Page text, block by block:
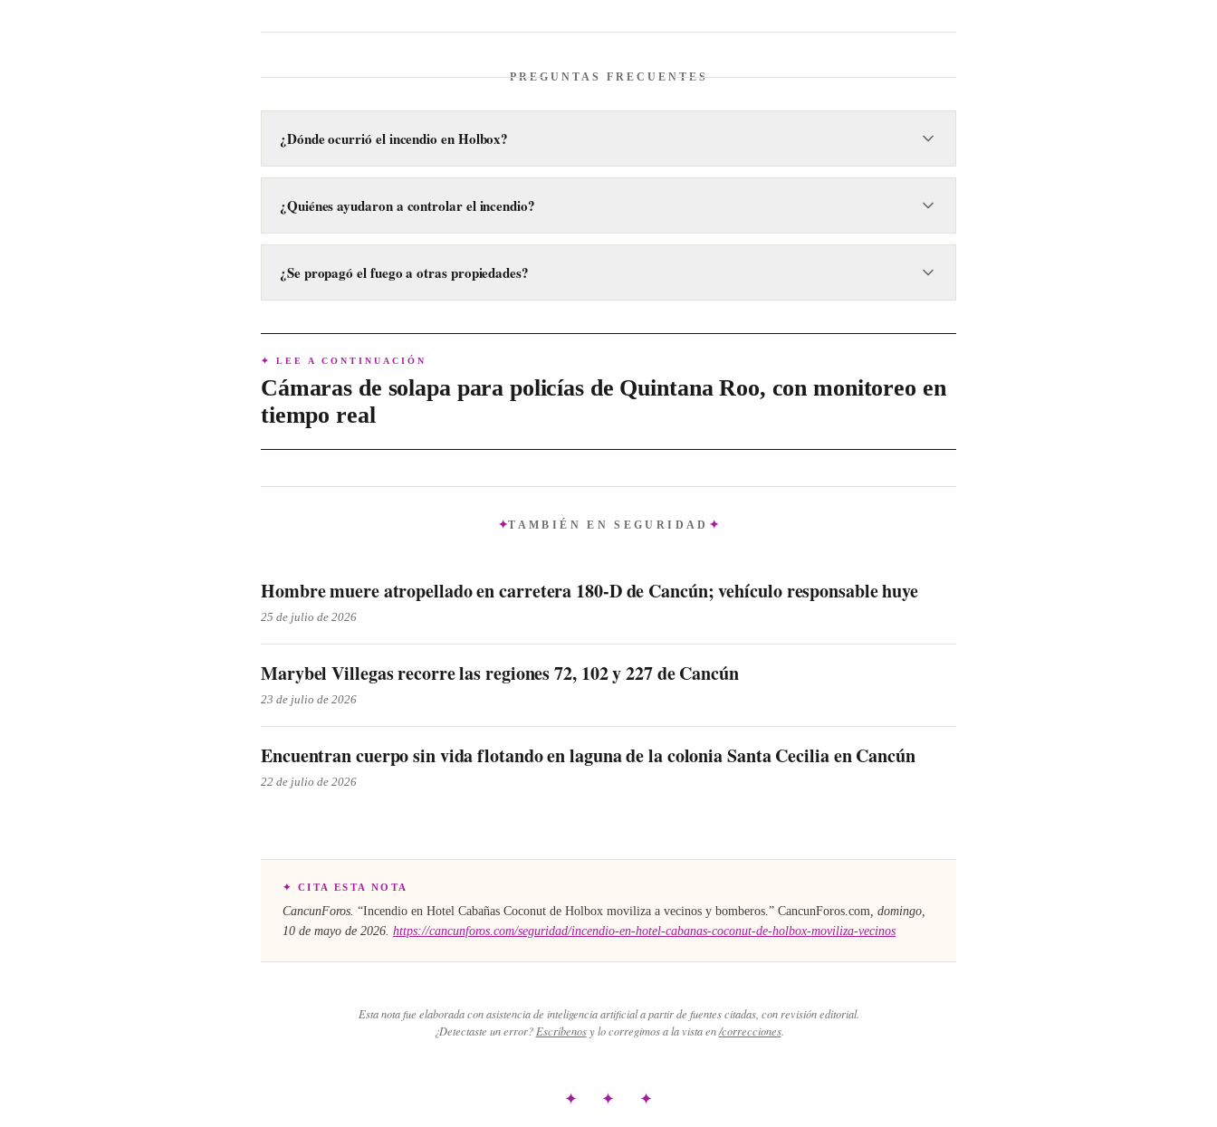
PREGUNTAS FRECUENTES
¿Dónde ocurrió el incendio en Holbox?
El incendio se registró en el Hotel Cabañas Coconut, ubicado sobre la Avenida Tiburón Ballena y Hernán Cortés, en
Holbox.
¿Quiénes ayudaron a controlar el incendio?
El incendio fue controlado gracias a la intervención oportuna de los vecinos de la zona y del Heroico Cuerpo de
Bomberos.
¿Se propagó el fuego a otras propiedades?
✦ LEE A CONTINUACIÓN
Cámaras de solapa para policías de Quintana Roo, con monitoreo en
tiempo real
TAMBIÉN ENSEGURIDAD
Hombre muere atropellado en carretera 180-D de Cancún; vehículo responsable huye
25 de julio de 2026
Marybel Villegas recorre las regiones 72, 102 y 227 de Cancún
23 de julio de 2026
Encuentran cuerpo sin vida flotando en laguna de la colonia Santa Cecilia en Cancún
22 de julio de 2026
✦ CITA ESTA NOTA
CancunForos. “Incendio en Hotel Cabañas Coconut de Holbox moviliza a vecinos y bomberos.” CancunForos.com, domingo,
10 de mayo de 2026. https://cancunforos.com/seguridad/incendio-en-hotel-cabanas-coconut-de-holbox-moviliza-vecinos
Esta nota fue elaborada con asistencia de inteligencia artificial a partir de fuentes citadas, con revisión editorial.
¿Detectaste un error? Escríbenos y lo corregimos a la vista en /correcciones.
✦ ✦ ✦